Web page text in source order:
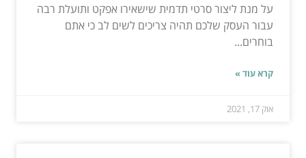
על מנת ליצור סרטי תדמית שישאירו אפקט ותועלת רבה
עבור העסק שלכם תהיה צריכים לשים לב כי אתם
בוחרים...
קרא עוד »
אוק 17, 2021